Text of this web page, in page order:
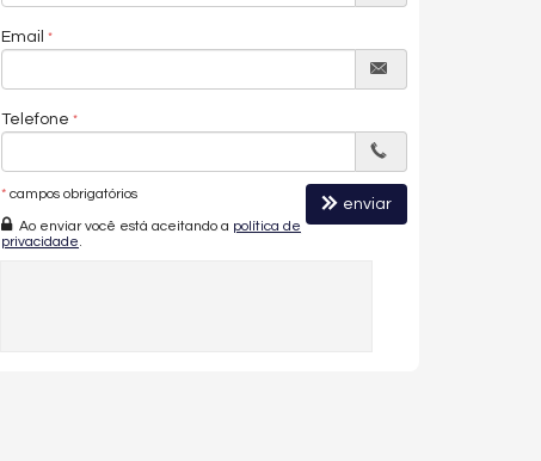
Email
Telefone
* campos obrigatórios
Ao enviar você está aceitando a política de
privacidade
enviar